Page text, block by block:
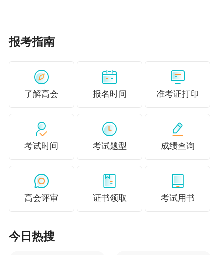
询并下载。
会计网校提供的以上信息仅供参考，如有异议，
请考生以官方部门公布的内容为准！
报考指南
了解高会 报名时间 准考证打印
考试时间 考试题型 成绩查询
高会评审 证书领取 考试用书
今日热搜